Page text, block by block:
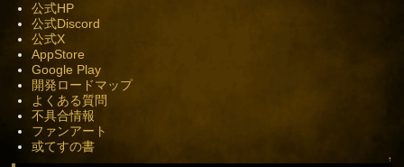
公式HP
公式Discord
公式X
AppStore
Google Play
開発ロードマップ
よくある質問
不具合情報
ファンアート
或てすの書
↑